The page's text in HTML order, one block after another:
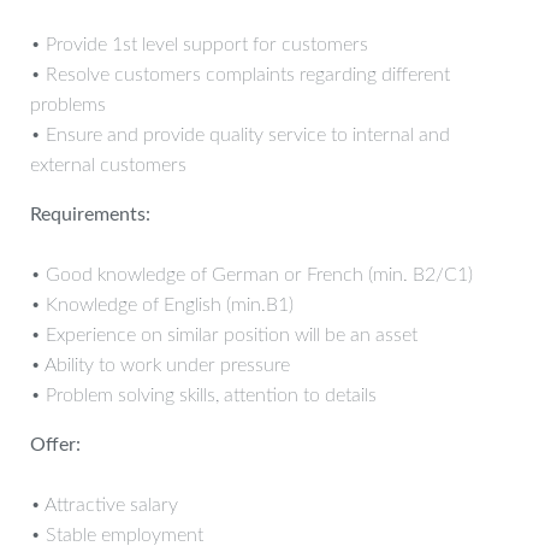
• Provide 1st level support for customers
• Resolve customers complaints regarding different
problems
• Ensure and provide quality service to internal and
external customers
Requirements:
• Good knowledge of German or French (min. B2/C1)
• Knowledge of English (min.B1)
• Experience on similar position will be an asset
• Ability to work under pressure
• Problem solving skills, attention to details
Offer:
• Attractive salary
• Stable employment